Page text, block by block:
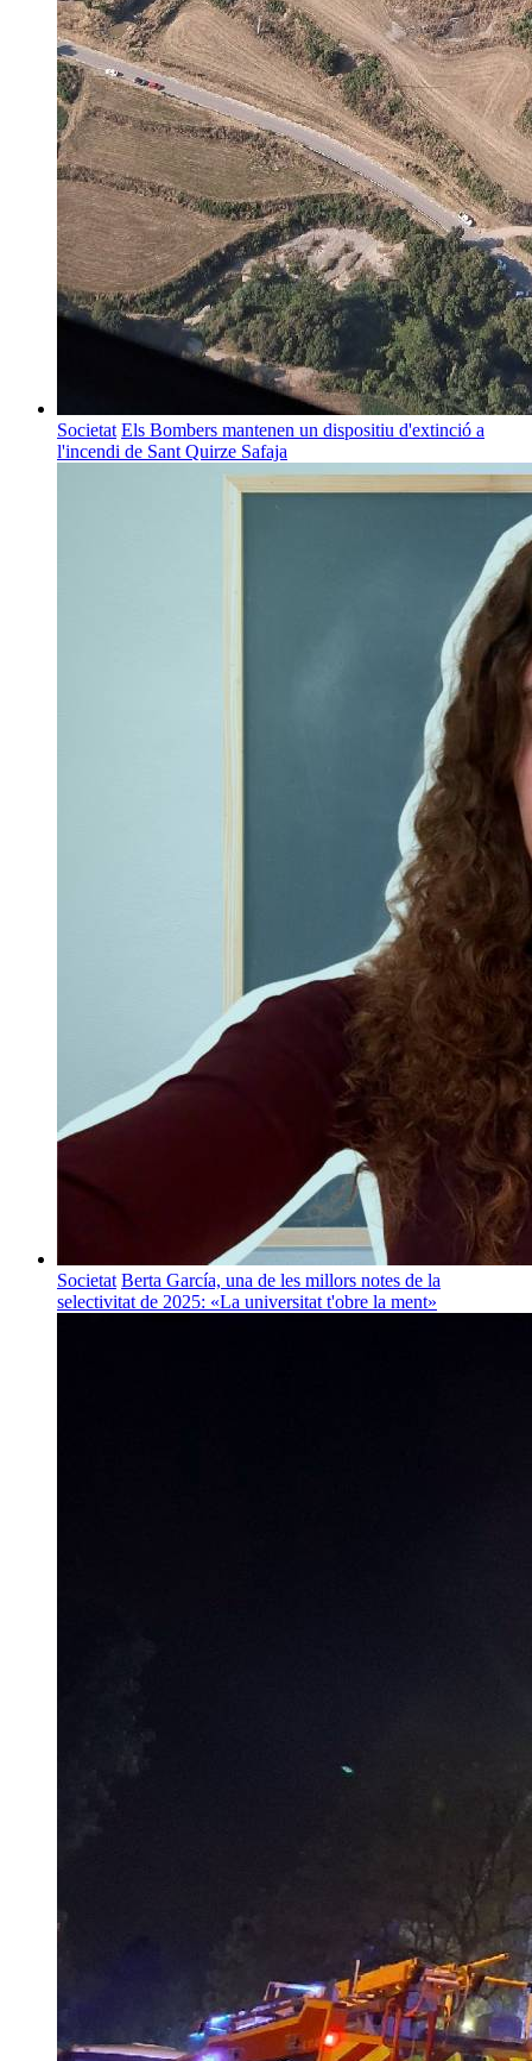
Societat Els Bombers mantenen un dispositiu d'extinció a
l'incendi de Sant Quirze Safaja
Societat Berta García, una de les millors notes de la
selectivitat de 2025: «La universitat t'obre la ment»